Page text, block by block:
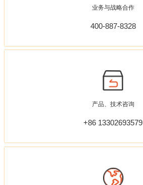
业务与战略合作
400-887-8328
产品、技术咨询
+86 13302693579